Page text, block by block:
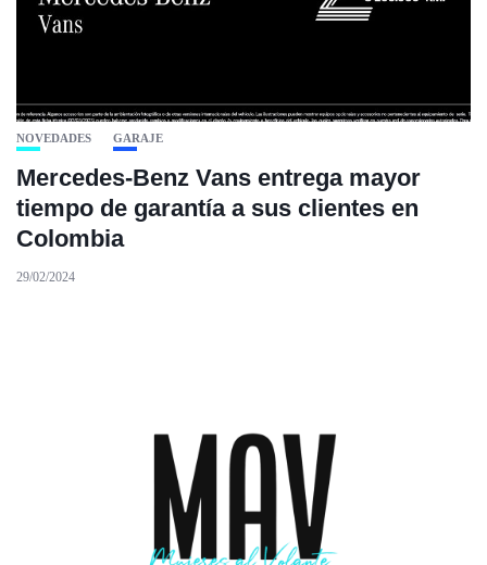
NOVEDADES GARAJE
Mercedes-Benz Vans entrega mayor
tiempo de garantía a sus clientes en
Colombia
29/02/2024